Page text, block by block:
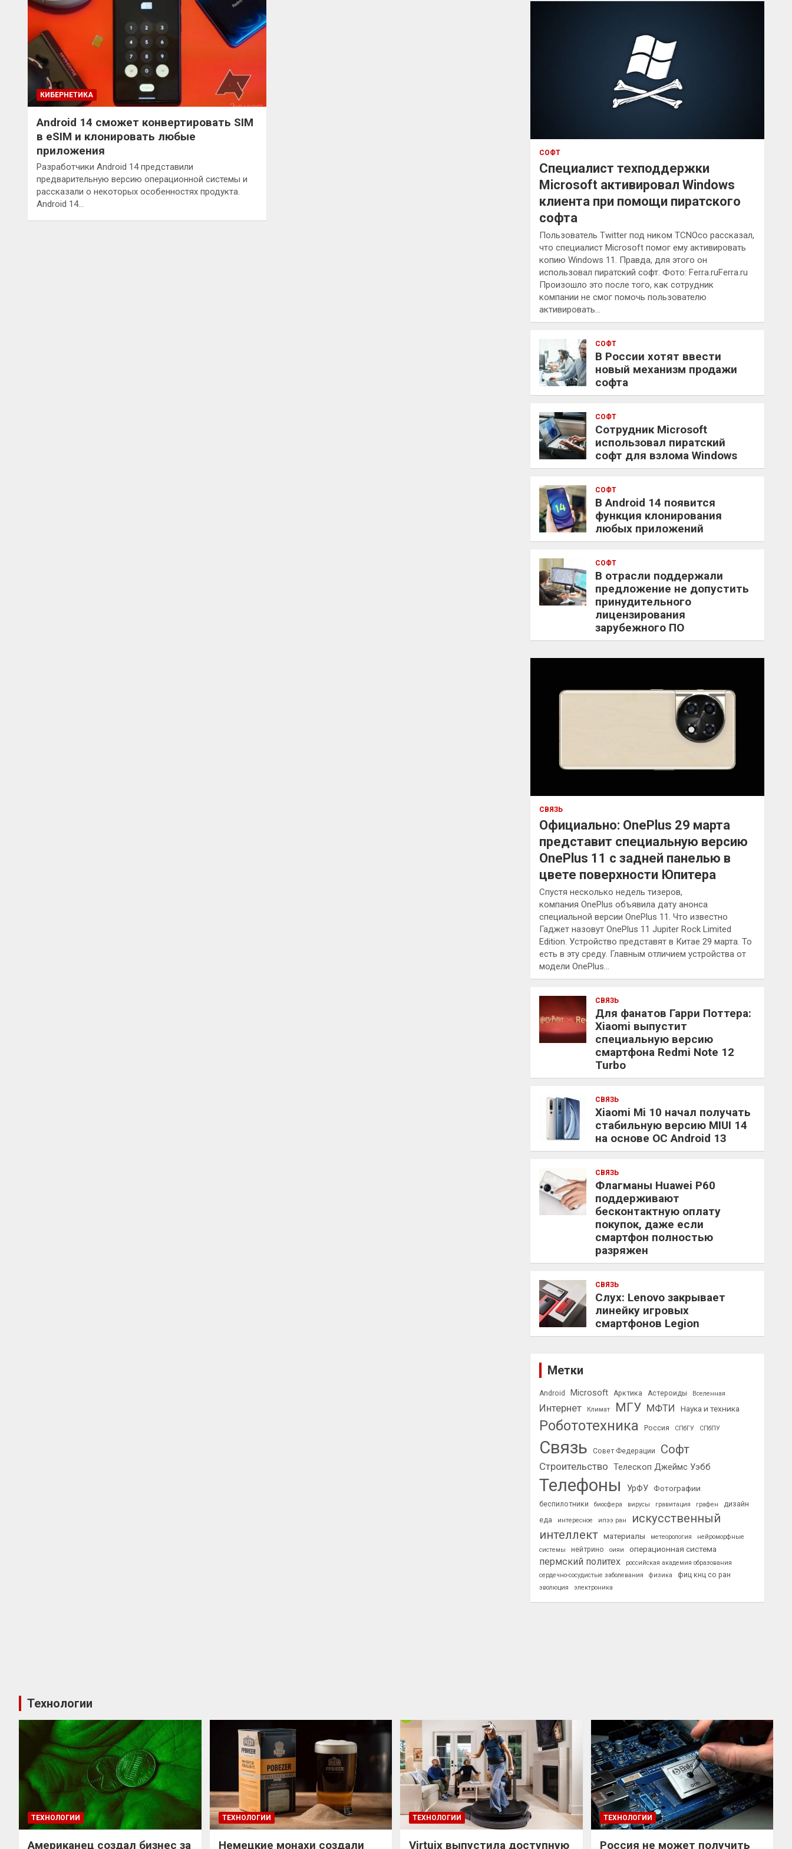
КИБЕРНЕТИКА
Android 14 сможет конвертировать SIM
в eSIM и клонировать любые
приложения
Разработчики Android 14 представили
предварительную версию операционной системы и
рассказали о некоторых особенностях продукта.
Android 14…
к
СОФТ
Специалист техподдержки
Microsoft активировал Windows
клиента при помощи пиратского
софта
Пользователь Twitter под ником TCNOco рассказал,
что специалист Microsoft помог ему активировать
копию Windows 11. Правда, для этого он
использовал пиратский софт. Фото: Ferra.ruFerra.ru
Произошло это после того, как сотрудник
компании не смог помочь пользователю
активировать…
СОФТ
В России хотят ввести
новый механизм продажи
софта
СОФТ
Сотрудник Microsoft
использовал пиратский
софт для взлома Windows
СОФТ
В Android 14 появится
функция клонирования
любых приложений
СОФТ
В отрасли поддержали
предложение не допустить
принудительного
лицензирования
зарубежного ПО
СВЯЗЬ
Официально: OnePlus 29 марта
представит специальную версию
OnePlus 11 с задней панелью в
цвете поверхности Юпитера
Спустя несколько недель тизеров,
компания OnePlus объявила дату анонса
специальной версии OnePlus 11. Что известно
Гаджет назовут OnePlus 11 Jupiter Rock Limited
Edition. Устройство представят в Китае 29 марта. То
есть в эту среду. Главным отличием устройства от
модели OnePlus…
СВЯЗЬ
Для фанатов Гарри Поттера:
Xiaomi выпустит
специальную версию
смартфона Redmi Note 12
Turbo
СВЯЗЬ
Xiaomi Mi 10 начал получать
стабильную версию MIUI 14
на основе ОС Android 13
СВЯЗЬ
Флагманы Huawei P60
поддерживают
бесконтактную оплату
покупок, даже если
смартфон полностью
разряжен
СВЯЗЬ
Слух: Lenovo закрывает
линейку игровых
смартфонов Legion
Метки
Android Microsoft Арктика Астероиды Вселенная
Интернет Климат МГУ МФТИ Наука и техника
Робототехника Россия СПбГУ СПбПУ
Связь Совет Федерации Софт
Строительство Телескоп Джеймс Уэбб
Телефоны УрФУ Фотографии
беспилотники биосфера вирусы гравитация графен
дизайн
еда
интересное ипээ ран
искусственный
интеллект материалы метеорология
нейроморфные
системы
нейтрино оияи операционная система
пермский политех
российская академия образования
сердечно-сосудистые заболевания
физика фиц кнц со ран
эволюция электроника
Технологии
ТЕХНОЛОГИИ
Американец создал бизнес за
ТЕХНОЛОГИИ
Немецкие монахи создали
ТЕХНОЛОГИИ
Virtuix выпустила доступную
ТЕХНОЛОГИИ
Россия не может получить